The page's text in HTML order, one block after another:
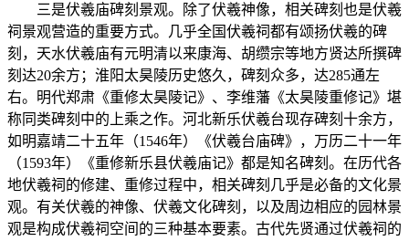
三是伏羲庙碑刻景观。除了伏羲神像，相关碑刻也是伏羲
祠景观营造的重要方式。几乎全国伏羲祠都有颂扬伏羲的碑
刻，天水伏羲庙有元明清以来康海、胡缵宗等地方贤达所撰碑
刻达20余方；淮阳太昊陵历史悠久，碑刻众多，达285通左
右。明代郑肃《重修太昊陵记》、李维藩《太昊陵重修记》堪
称同类碑刻中的上乘之作。河北新乐伏羲台现存碑刻十余方，
如明嘉靖二十五年（1546年）《伏羲台庙碑》，万历二十一年
（1593年）《重修新乐县伏羲庙记》都是知名碑刻。在历代各
地伏羲祠的修建、重修过程中，相关碑刻几乎是必备的文化景
观。有关伏羲的神像、伏羲文化碑刻，以及周边相应的园林景
观是构成伏羲祠空间的三种基本要素。古代先贤通过伏羲祠的